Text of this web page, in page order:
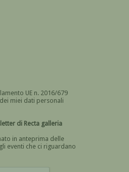
UE n. 2016/679
dei miei dati personali
Devi dare il consenso
in anteprima delle
eventi che ci riguardano